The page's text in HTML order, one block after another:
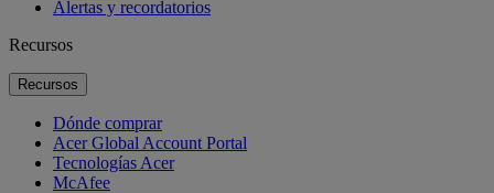
Alertas y recordatorios
Recursos
Recursos
Dónde comprar
Acer Global Account Portal
Tecnologías Acer
McAfee